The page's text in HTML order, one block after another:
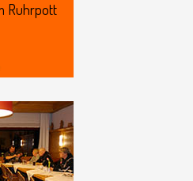
Ruhrpott